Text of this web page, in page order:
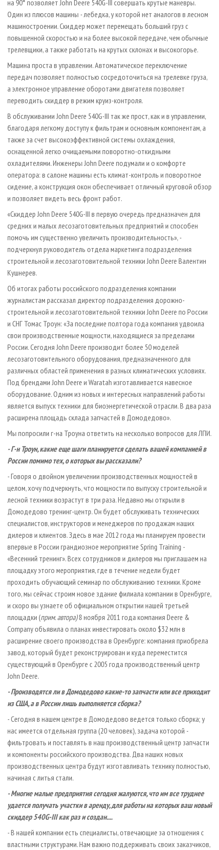
на 90° позволяет John Deere 540G­-III совершать крутые маневры.
Один из плюсов машины - лебедка, у которой нет аналогов в лесном
машиностроении. Скиддер может перемещать больший груз с
повышенной скоростью и на более высокой передаче, чем обычные
трелевщики, а также работать на крутых склонах и высокогорье.
Машина проста в управлении. Автоматическое переключение
передач позволяет полностью сосредоточиться на трелевке груза,
а электронное управление оборотами двигателя позволяет
переводить скиддер в режим круиз­-контроля.
В обслуживании John Deere 540G­-III так же прост, как и в управлении,
благодаря легкому доступу к фильтрам и основным компонентам, а
также за счет высокоэффективной системы охлаждения,
оснащенной легко очищаемыми поворотно­-откидными
охладителями. Инженеры John Deere подумали и о комфорте
оператора: в салоне машины есть климат­-контроль и поворотное
сидение, а конструкция окон обеспечивает отличный круговой обзор
и позволяет видеть весь фронт работ.
«Скиддер John Deere 540G­-III в первую очередь предназначен для
средних и малых лесозаготовительных предприятий и способен
помочь им существенно увеличить производительность», -
подчеркнул руководитель отдела маркетинга подразделения
строительной и лесозаготовительной техники John Deere Валентин
Кушнерев.
Об итогах работы российского подразделения компании
журналистам рассказал директор подразделения дорожно­-
строительной и лесозаготовительной техники John Deere по России
и СНГ Томас Троун: «За последние полтора года компания удвоила
свои производственные мощности, находящиеся за пределами
России. Сегодня John Deere производит более 50 моделей
лесозаготовительного оборудования, предназначенного для
различных областей применения в разных климатических условиях.
Под брендами John Deere и Waratah изготавливается навесное
оборудование. Одним из новых и интересных направлений работы
является выпуск техники для биоэнергетической отрасли. В два раза
расширена площадь склада запчастей в Домодедово».
Мы попросили г­-на Троуна ответить на несколько вопросов для ЛПИ.
- Г-­н Троун, какие еще шаги планируется сделать вашей компанией в
России помимо тех, о которых вы рассказали?
- Говоря о двойном увеличении производственных мощностей в
целом, хочу подчеркнуть, что мощности по выпуску строительной и
лесной техники возрастут в три раза. Недавно мы открыли в
Домодедово тренинг­-центр. Он будет обслуживать технических
специалистов, инструкторов и менеджеров по продажам наших
дилеров и клиентов. Здесь в мае 2012 года мы планируем провести
впервые в России грандиозное мероприятие Spring Training -
«Весенний тренинг». Всех сотрудников и дилеров мы приглашаем на
площадку этого мероприятия, где в течение недели будет
проходить обучающий семинар по обслуживанию техники. Кроме
того, мы сейчас строим новое здание филиала компании в Оренбурге,
и скоро вы узнаете об официальном открытии нашей третьей
площадки (прим. автора)8 ноября 2011 года компания Deere &
Company объявила о планах инвестировать около $32 млн в
расширение своего производства в Оренбурге: компания приобрела
завод, который будет реконструирован и куда переместится
существующий в Оренбурге с 2005 года производственный центр
John Deere.
- Производятся ли в Домодедово какие­-то запчасти или все приходит
из США, а в России лишь выполняется сборка?
- Сегодня в нашем центре в Домодедово ведется только сборка; у
нас имеется отдельная группа (20 человек), задача которой -
фильтровать и поставлять в наш производственный центр запчасти
и компоненты российского производства. Два наших новых
производственных центра будут изготавливать технику полностью,
начиная с литья стали.
- Многие малые предприятия сегодня жалуются, что им все труднее
удается получать участки в аренду, для работы на которых ваш новый
скиддер 540G­-III как раз и создан....
- В нашей компании есть специалисты, отвечающие за отношения с
властными структурами. Нам важно поддерживать своих заказчиков,